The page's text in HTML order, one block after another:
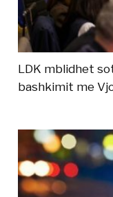
LDK mblidhet
bashkimit me